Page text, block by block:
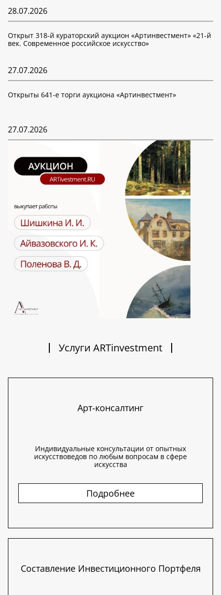
28.07.2026
Открыт 318-й кураторский аукцион «Артинвестмент» «21-й
век. Современное российское искусство»
27.07.2026
Открыты 641-е торги аукциона «Артинвестмент»
27.07.2026
Услуги ARTinvestment
Арт-консалтинг
Индивидуальные консультации от опытных
искусствоведов по любым вопросам в сфере
искусства
Подробнее
Составление Инвестиционного Портфеля